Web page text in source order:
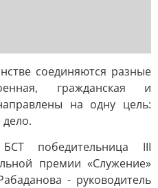
соединяются разные
гражданская и
на одну цель:
победительница III
премии «Служение»
- руководитель